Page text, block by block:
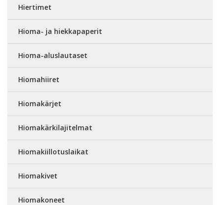
Hiertimet
Hioma- ja hiekkapaperit
Hioma-aluslautaset
Hiomahiiret
Hiomakärjet
Hiomakärkilajitelmat
Hiomakiillotuslaikat
Hiomakivet
Hiomakoneet